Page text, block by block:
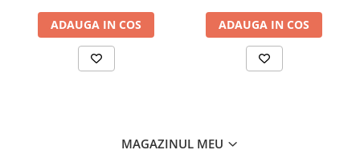
ADAUGA IN COS ADAUGA IN COS
MAGAZINUL MEU